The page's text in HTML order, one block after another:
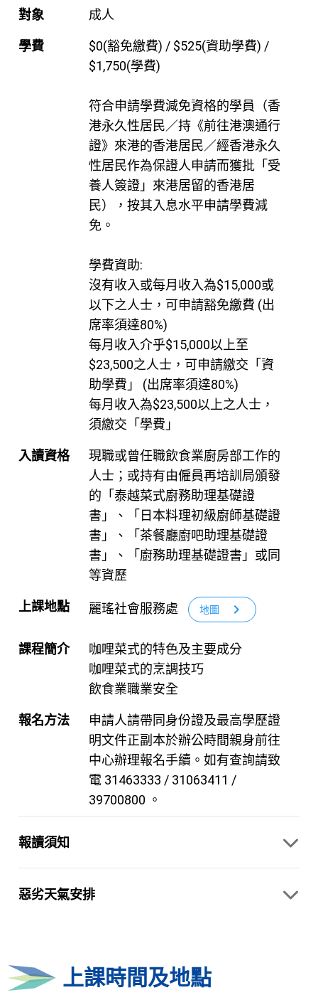
對象 成人
學費
$0(豁免繳費) / $525(資助學費) /
$1,750(學費)
符合申請學費減免資格的學員（香
港永久性居民／持《前往港澳通行
證》來港的香港居民／經香港永久
性居民作為保證人申請而獲批「受
養人簽證」來港居留的香港居
民），按其入息水平申請學費減
免。
學費資助:
沒有收入或每月收入為$15,000或
以下之人士，可申請豁免繳費 (出
席率須達80%)
每月收入介乎$15,000以上至
$23,500之人士，可申請繳交「資
助學費」 (出席率須達80%)
每月收入為$23,500以上之人士，
須繳交「學費」
入讀資格
現職或曾任職飲食業廚房部工作的
人士；或持有由僱員再培訓局頒發
的「泰越菜式廚務助理基礎證
書」、「日本料理初級廚師基礎證
書」、「茶餐廳廚吧助理基礎證
書」、「廚務助理基礎證書」或同
等資歷
上課地點 麗瑤社會服務處 地圖 chevron_right
課程簡介
咖哩菜式的特色及主要成分
咖哩菜式的烹調技巧
飲食業職業安全
報名方法
申請人請帶同身份證及最高學歷證
明文件正副本於辦公時間親身前往
中心辦理報名手續。如有查詢請致
電 31463333 / 31063411 /
39700800 。
報讀須知
惡劣天氣安排
上課時間及地點